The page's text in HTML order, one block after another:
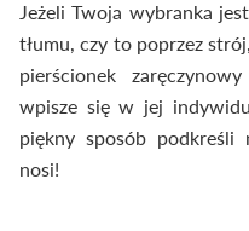
Jeżeli Twoja wybranka
tłumu, czy to poprzez
pierścionek
wpisze się w jej
piękny sposób
nosi!